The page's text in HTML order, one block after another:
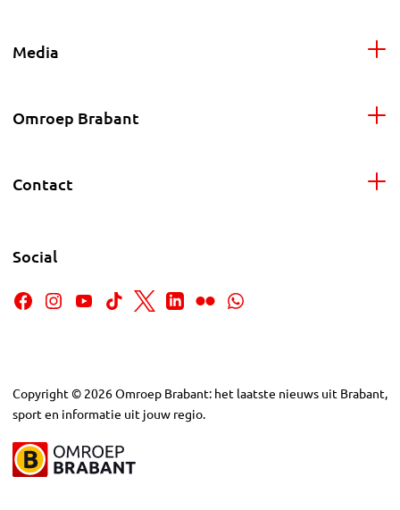
Media
Omroep Brabant
Contact
Social
Copyright © 2026Omroep Brabant: het laatste nieuws uit Brabant,
sport en informatie uit jouw regio.